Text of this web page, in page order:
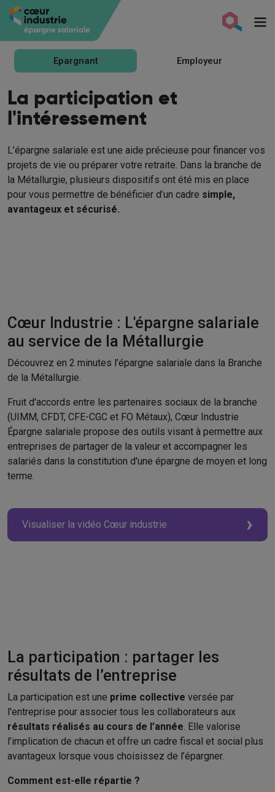
Aller au contenu principal
Switch épargne salariale
Epargnant Employeur
La participation et
l'intéressement
L’épargne salariale est une aide précieuse pour financer vos
projets de vie ou préparer votre retraite. Dans la branche de
la Métallurgie, plusieurs dispositifs ont été mis en place
pour vous permettre de bénéficier d’un cadre simple,
avantageux et sécurisé.
Cœur Industrie : L'épargne salariale
au service de la Métallurgie
Découvrez en 2 minutes l’épargne salariale dans la Branche
de la Métallurgie.
Fruit d'accords entre les partenaires sociaux de la branche
(UIMM, CFDT, CFE-CGC et FO Métaux), Cœur Industrie
Épargne salariale propose des outils visant à permettre aux
entreprises de partager de la valeur et accompagner les
salariés dans la constitution d'une épargne de moyen et long
terme.
Visualiser la vidéo Cœur industrie
La participation : partager les
résultats de l’entreprise
La participation est une prime collective versée par
l'entreprise pour associer tous les collaborateurs aux
résultats réalisés au cours de l’année. Elle valorise
l’implication de chacun et offre un cadre fiscal et social plus
avantageux lorsque vous choisissez de l’épargner.
Comment est-elle répartie ?